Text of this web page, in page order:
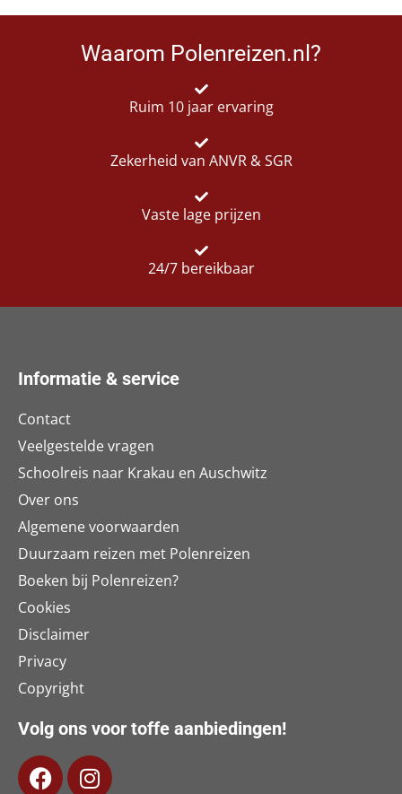
Waarom Polenreizen.nl?
Ruim 10 jaar ervaring
Zekerheid van ANVR & SGR
Vaste lage prijzen
24/7 bereikbaar
Informatie & service
Contact
Veelgestelde vragen
Schoolreis naar Krakau en Auschwitz
Over ons
Algemene voorwaarden
Duurzaam reizen met Polenreizen
Boeken bij Polenreizen?
Cookies
Disclaimer
Privacy
Copyright
Volg ons voor toffe aanbiedingen!